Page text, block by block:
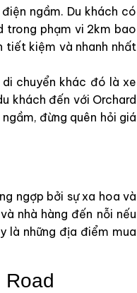
ngầm. Du khách có
trong phạm vi 2km bao
tiết kiệm và nhanh nhất
chuyển khác đó là xe
khách đến với Orchard
đừng quên hỏi giá
ngợp bởi sự xa hoa và
nhà hàng đến nỗi nếu
là những địa điểm mua
Road